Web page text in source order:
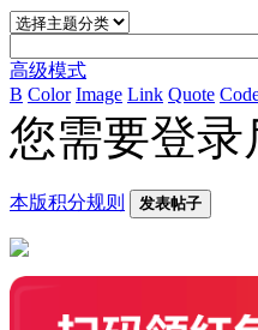
高级模式
B Color Image Link Quote
您需要登
本版积分规则 发表帖子